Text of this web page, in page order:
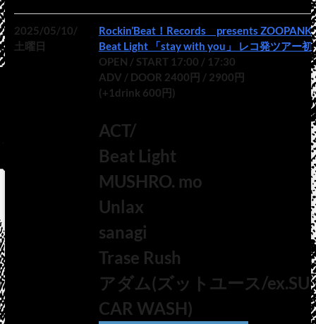
2025/05/10/
土曜日
Rockin’Beat！Records presents ZOOPANK
Beat Light 「stay with you」 レコ発ツアー初
OPEN / START 17:00 / 17:30
ADV / DOOR 2400円 / 2900円
(+1drink 600円)
ACT/
Beat Light
MUSHRO. mo
Unlax
sanagi
Trase Rush
アダム(ズットユース/
CAR WASH)